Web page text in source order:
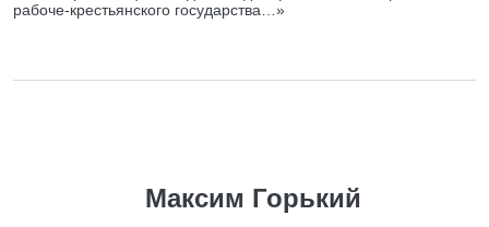
рабоче-крестьянского государства…»
Максим Горький